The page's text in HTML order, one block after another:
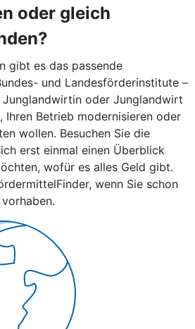
oder gleich
gibt es das passende
und Landesförderinstitute –
oder Junglandwirt
Ihren Betrieb modernisieren oder
wollen. Besuchen Sie die
erst einmal einen Überblick
wofür es alles Geld gibt.
wenn Sie schon